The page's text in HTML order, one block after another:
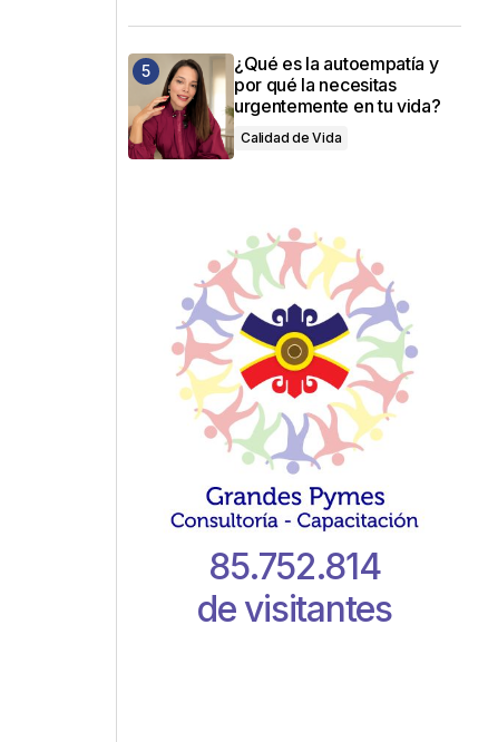
¿Qué es la autoempatía y
por qué la necesitas
urgentemente en tu vida?
Calidad de Vida
85.752.814
de visitantes